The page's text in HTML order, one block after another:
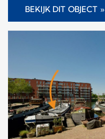
BEKIJK DIT OBJECT »